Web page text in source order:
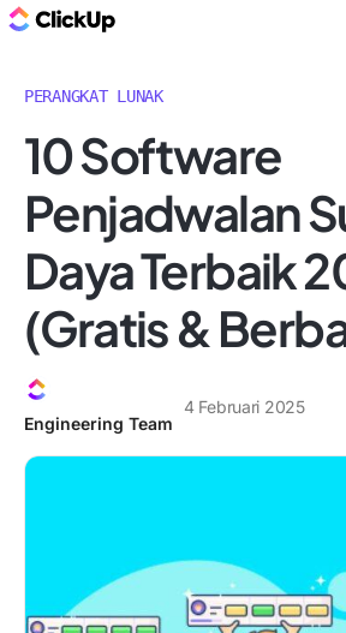
PERANGKAT LUNAK
10 Software
Penjadwalan
Daya Terbaik
(Gratis &
Engineering Team
4 Februari 2025